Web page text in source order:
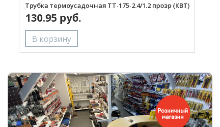
Трубка термоусадочная ТТ-175-2.4/1.2 прозр (КВТ)
130.95 руб.